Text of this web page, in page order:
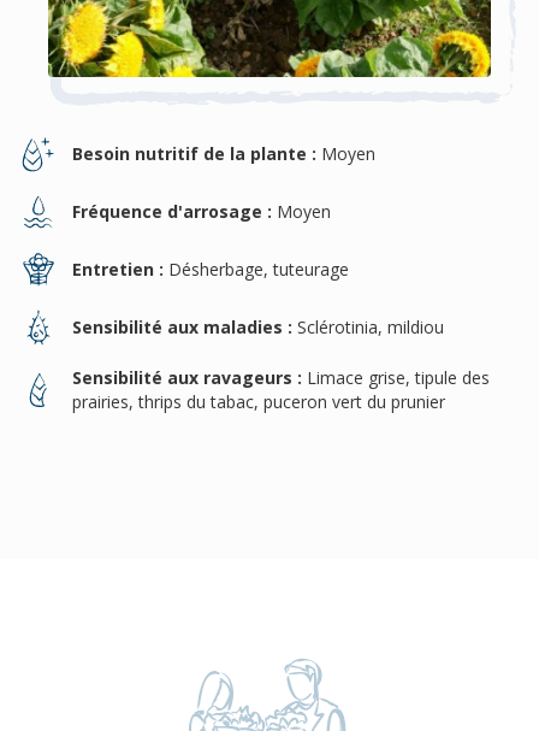
Besoin nutritif de la plante : Moyen
Fréquence d'arrosage : Moyen
Entretien : Désherbage, tuteurage
Sensibilité aux maladies : Sclérotinia, mildiou
Sensibilité aux ravageurs : Limace grise, tipule des
prairies, thrips du tabac, puceron vert du prunier